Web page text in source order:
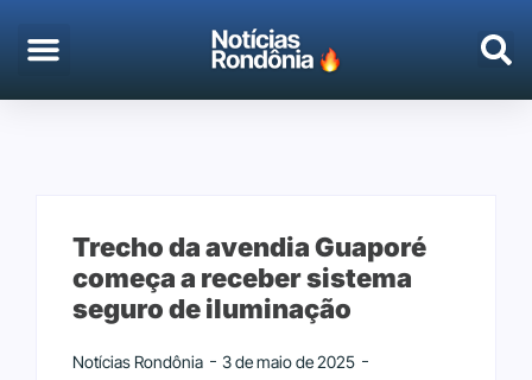
Trecho da avendia Guaporé
começa a receber sistema
seguro de iluminação
Notícias Rondônia 3 de maio de 2025